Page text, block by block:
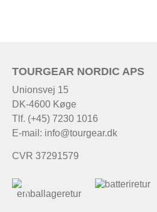
TOURGEAR NORDIC APS
Unionsvej 15
DK-4600 Køge
Tlf. (+45) 7230 1016
E-mail: info@tourgear.dk
CVR 37291579